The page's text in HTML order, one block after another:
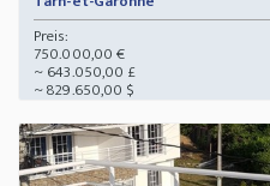
Preis:
750.000,00 €
~ 643.050,00 £
~ 829.650,00 $